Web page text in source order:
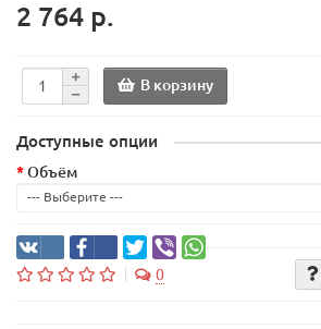
2 764 р.
В корзину
Доступные опции
Объём
0